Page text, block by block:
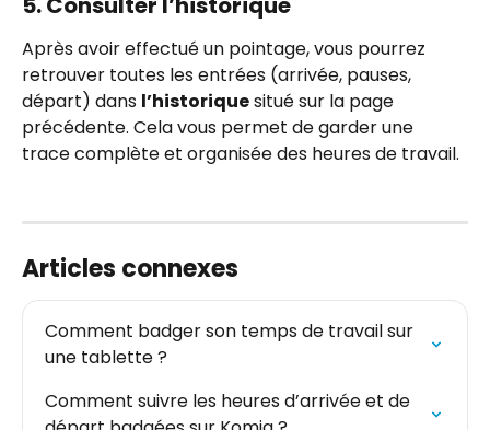
Après avoir effectué un pointage, vous pourrez
retrouver toutes les entrées (arrivée, pauses,
départ) dans l’historique situé sur la page
précédente. Cela vous permet de garder une
trace complète et organisée des heures de travail.
Articles connexes
Comment badger son temps de travail sur
une tablette ?
Comment suivre les heures d’arrivée et de